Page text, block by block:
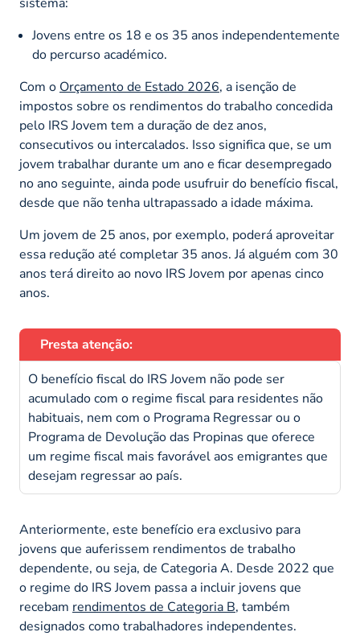
Jovens entre os 18 e os 35 anos independentemente
do percurso académico.
Com o Orçamento de Estado 2026, a isenção de
impostos sobre os rendimentos do trabalho concedida
pelo IRS Jovem tem a duração de dez anos,
consecutivos ou intercalados. Isso significa que, se um
jovem trabalhar durante um ano e ficar desempregado
no ano seguinte, ainda pode usufruir do benefício fiscal,
desde que não tenha ultrapassado a idade máxima.
Um jovem de 25 anos, por exemplo, poderá aproveitar
essa redução até completar 35 anos. Já alguém com 30
anos terá direito ao novo IRS Jovem por apenas cinco
anos.
Presta atenção:
O benefício fiscal do IRS Jovem não pode ser
acumulado com o regime fiscal para residentes não
habituais, nem com o Programa Regressar ou o
Programa de Devolução das Propinas que oferece
um regime fiscal mais favorável aos emigrantes que
desejam regressar ao país.
Anteriormente, este benefício era exclusivo para
jovens que auferissem rendimentos de trabalho
dependente, ou seja, de Categoria A. Desde 2022 que
o regime do IRS Jovem passa a incluir jovens que
recebam rendimentos de Categoria B, também
designados como trabalhadores independentes.